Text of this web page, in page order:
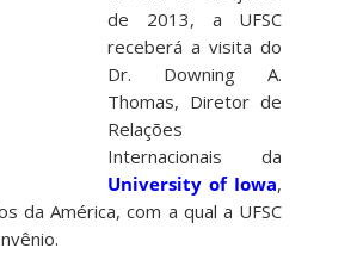
de 2013, a UFSC
receberá a visita do
Dr. Downing A.
Thomas, Diretor de
Relações
Internacionais da
University of Iowa,
da América, com a qual a UFSC